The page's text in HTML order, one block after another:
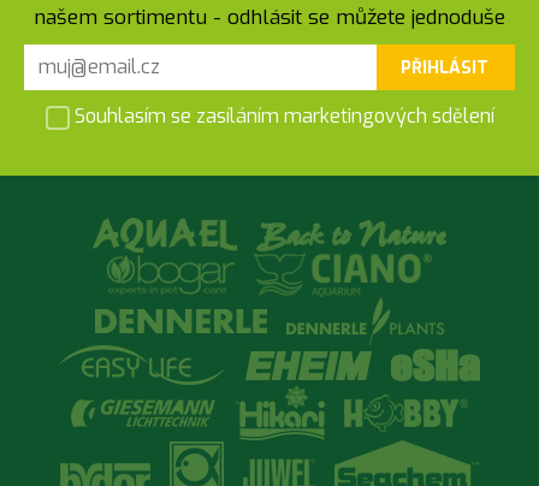
našem sortimentu - odhlásit se můžete jednoduše
PŘIHLÁSIT
Souhlasím se zasíláním marketingových sdělení